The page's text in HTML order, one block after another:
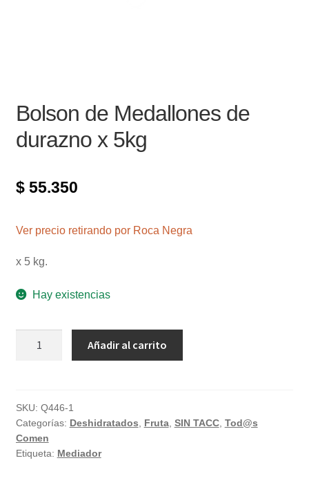
Bolson de Medallones de
durazno x 5kg
$55.350
Ver precio retirando por Roca Negra
x 5 kg.
Hay existencias
durazno
x
5kg
cantidad
Añadir al carrito
SKU: Q446-1
Categorías: Deshidratados Fruta, SIN TACC, Tod@s
Comen
Etiqueta: Mediador